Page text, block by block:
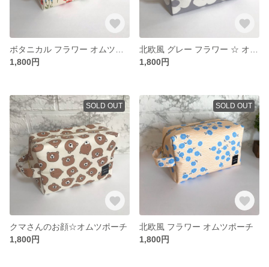
1,800円
1,800円
SOLD OUT
クマさんのお顔☆オムツポーチ
1,800円
SOLD OUT
北欧風 フラワー オムツポーチ
1,800円